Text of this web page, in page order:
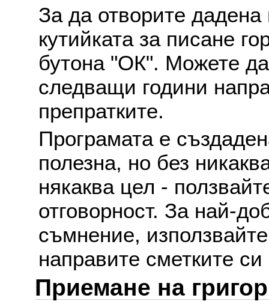
За да отворите
кутийката за писане
бутона "ОК". Можете
следващи години
препратките.
Програмата е
полезна, но без
някаква цел -
отговорност. За най-
съмнение,
направите сметките
Приемане на